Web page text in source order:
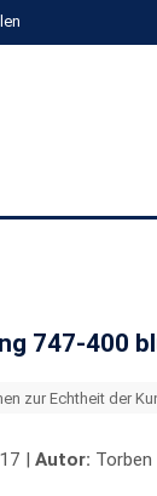
747-400
zur Echtheit der
| Autor: Torben